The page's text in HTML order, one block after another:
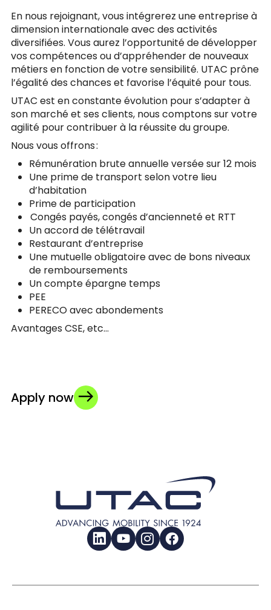
En nous rejoignant, vous intégrerez une entreprise à
dimension internationale avec des activités
diversifiées. Vous aurez l’opportunité de développer
vos compétences ou d’appréhender de nouveaux
métiers en fonction de votre sensibilité. UTAC prône
l’égalité des chances et favorise l’équité pour tous.
UTAC est en constante évolution pour s’adapter à
son marché et ses clients, nous comptons sur votre
agilité pour contribuer à la réussite du groupe.
Nous vous offrons :
Rémunération brute annuelle versée sur 12 mois
Une prime de transport selon votre lieu
d’habitation
Prime de participation
Congés payés, congés d’ancienneté et RTT
Un accord de télétravail
Restaurant d’entreprise
Une mutuelle obligatoire avec de bons niveaux
de remboursements
Un compte épargne temps
PEE
PERECO avec abondements
Avantages CSE, etc…
Apply now
LinkedInYouTubeInstagramFacebook